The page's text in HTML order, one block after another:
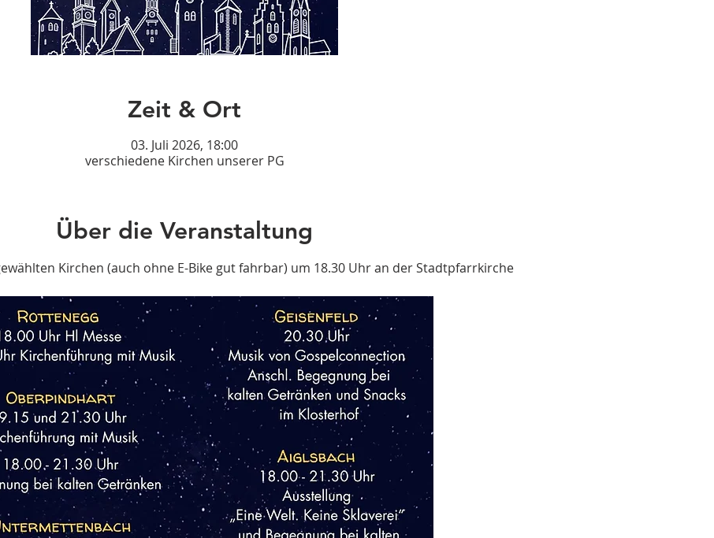
Zeit & Ort
03. Juli 2026, 18:00
verschiedene Kirchen unserer PG
Über die Veranstaltung
Kirchen (auch ohne E-Bike gut fahrbar) um 18.30 Uhr an der Stadtpfarrkirche